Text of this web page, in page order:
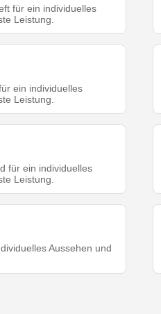
für ein individuelles
Leistung.
ein individuelles
Leistung.
für ein individuelles
Leistung.
Aussehen und